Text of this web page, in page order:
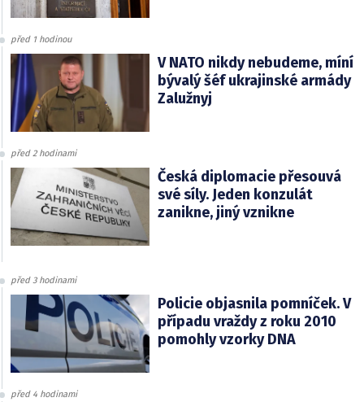
před 1 hodinou
V NATO nikdy nebudeme, míní
bývalý šéf ukrajinské armády
Zalužnyj
před 2 hodinami
Česká diplomacie přesouvá
své síly. Jeden konzulát
zanikne, jiný vznikne
před 3 hodinami
Policie objasnila pomníček. V
případu vraždy z roku 2010
pomohly vzorky DNA
před 4 hodinami